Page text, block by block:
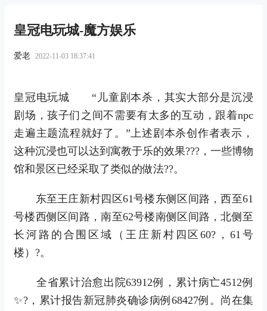
皇冠电玩城-魔方娱乐
爱老 2022-11-03 18:37:41
皇冠电玩城 “儿童剧本杀，其实大部分是沉浸
剧场，孩子们之间不需要有太多的互动，跟着npc
走遍主题流程就好了。”上述剧本杀创作者表示，
这种沉浸也可以达到寓教于乐的效果???，一些博物
馆和景区已经采取了类似的做法??。
东至王庄新村四区61号楼东侧区间路，西至61
号楼西侧区间路，南至62号楼南侧区间路，北侧至
长河路的合围区域（王庄新村四区60?，61号
楼）?。
全省累计治愈出院63912例，累计病亡4512例
✨?，累计报告新冠肺炎确诊病例68427例。尚在集